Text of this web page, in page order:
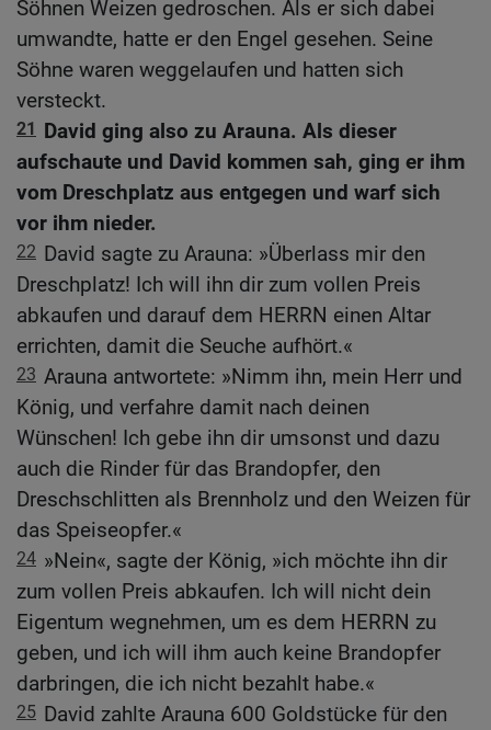
Söhnen Weizen gedroschen. Als er sich dabei
umwandte, hatte er den Engel gesehen. Seine
Söhne waren weggelaufen und hatten sich
versteckt.
21 David ging also zu Arauna. Als dieser
aufschaute und David kommen sah, ging er ihm
vom Dreschplatz aus entgegen und warf sich
vor ihm nieder.
22 David sagte zu Arauna: »Überlass mir den
Dreschplatz! Ich will ihn dir zum vollen Preis
abkaufen und darauf dem HERRN einen Altar
errichten, damit die Seuche aufhört.«
23 Arauna antwortete: »Nimm ihn, mein Herr und
König, und verfahre damit nach deinen
Wünschen! Ich gebe ihn dir umsonst und dazu
auch die Rinder für das Brandopfer, den
Dreschschlitten als Brennholz und den Weizen für
das Speiseopfer.«
24 »Nein«, sagte der König, »ich möchte ihn dir
zum vollen Preis abkaufen. Ich will nicht dein
Eigentum wegnehmen, um es dem HERRN zu
geben, und ich will ihm auch keine Brandopfer
darbringen, die ich nicht bezahlt habe.«
25 David zahlte Arauna 600 Goldstücke für den